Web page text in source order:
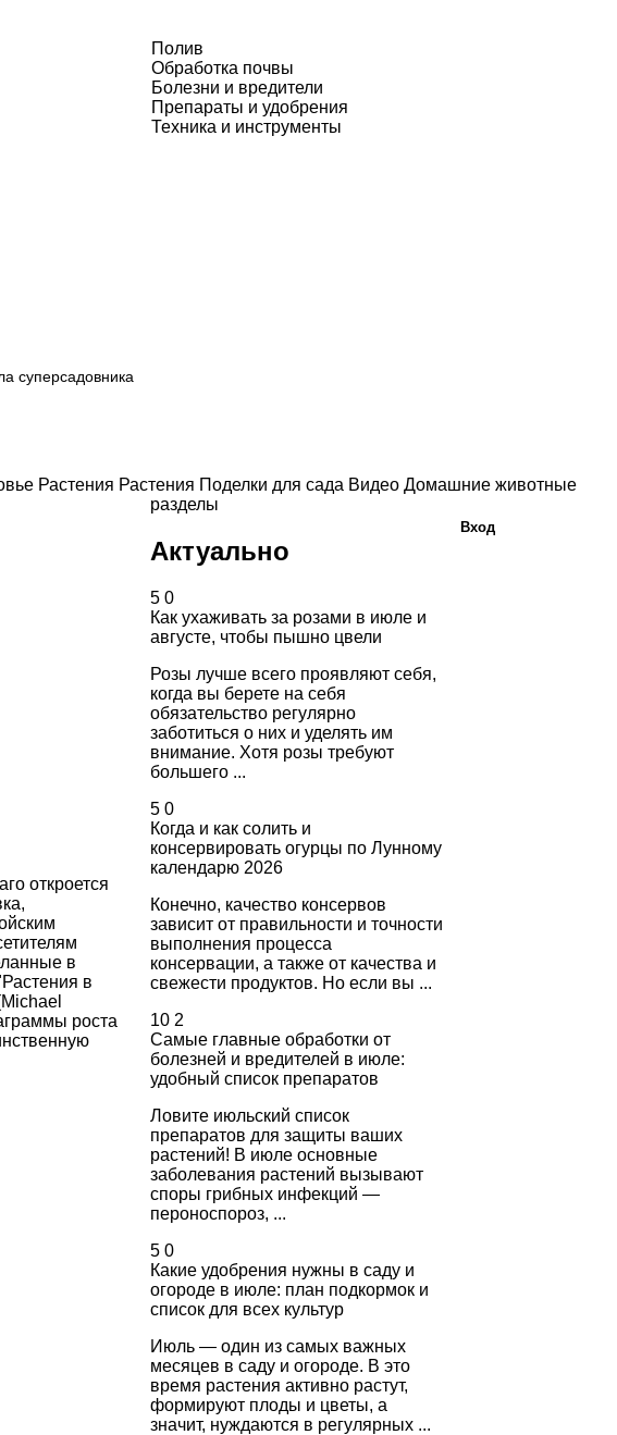
Полив
Обработка почвы
Болезни и вредители
Препараты и удобрения
Техника и инструменты
суперсадовника
Растения Растения Поделки для сада Видео Домашние животные
откроется
в
в
роста
разделы
Актуально
5 0
Как ухаживать за розами в июле и
августе, чтобы пышно цвели
Розы лучше всего проявляют себя,
когда вы берете на себя
обязательство регулярно
заботиться о них и уделять им
внимание. Хотя розы требуют
большего ...
5 0
Когда и как солить и
консервировать огурцы по Лунному
календарю 2026
Конечно, качество консервов
зависит от правильности и точности
выполнения процесса
консервации, а также от качества и
свежести продуктов. Но если вы ...
10 2
Самые главные обработки от
болезней и вредителей в июле:
удобный список препаратов
Ловите июльский список
препаратов для защиты ваших
растений! В июле основные
заболевания растений вызывают
споры грибных инфекций —
пероноспороз, ...
5 0
Какие удобрения нужны в саду и
огороде в июле: план подкормок и
список для всех культур
Июль — один из самых важных
месяцев в саду и огороде. В это
время растения активно растут,
формируют плоды и цветы, а
значит, нуждаются в регулярных ...
Вход